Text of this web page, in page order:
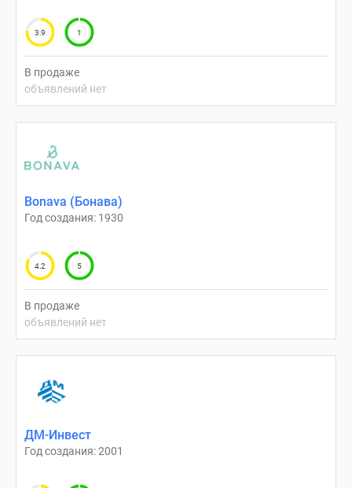
3.9 1
В продаже
объявлений нет
Bonava (Бонава)
Год создания: 1930
4.2 5
В продаже
объявлений нет
ДМ-Инвест
Год создания: 2001